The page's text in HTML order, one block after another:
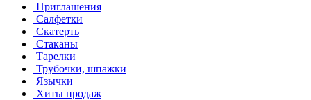
Приглашения
Салфетки
Скатерть
Стаканы
Тарелки
Трубочки, шпажки
Язычки
Хиты продаж